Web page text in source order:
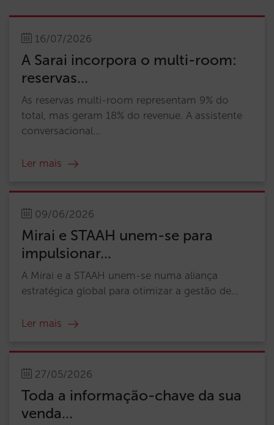
16/07/2026
A Sarai incorpora o multi-room:
reservas...
As reservas multi-room representam 9% do
total, mas geram 18% do revenue. A assistente
conversacional...
Ler mais
09/06/2026
Mirai e STAAH unem-se para
impulsionar...
A Mirai e a STAAH unem-se numa aliança
estratégica global para otimizar a gestão de...
Ler mais
27/05/2026
Toda a informação-chave da sua
venda...